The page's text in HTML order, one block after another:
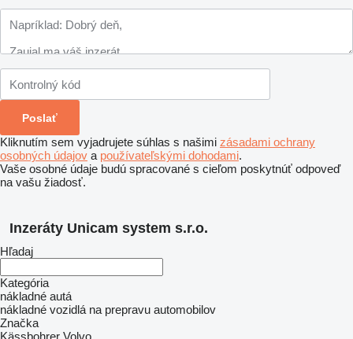
Kliknutím sem vyjadrujete súhlas s našimi zásadami ochrany
osobných údajov a používateľskými dohodami.
Vaše osobné údaje budú spracované s cieľom poskytnúť odpoveď
na vašu žiadosť.
Inzeráty Unicam system s.r.o.
Hľadaj
Kategória
nákladné autá
nákladné vozidlá na prepravu automobilov
Značka
Kässbohrer Volvo